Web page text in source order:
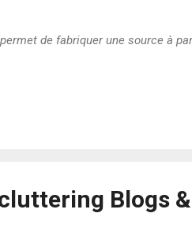
de fabriquer une source à
Blogs